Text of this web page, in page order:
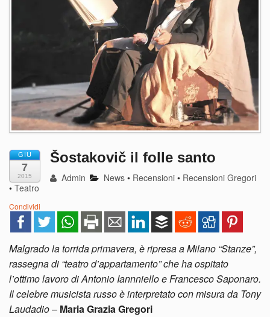
GIU
7
2015
Šostakovič il folle santo
Admin News • Recensioni • Recensioni Gregori
• Teatro
Condividi
Malgrado la torrida primavera, è ripresa a Milano “Stanze”,
rassegna di “teatro d’appartamento” che ha ospitato
l’ottimo lavoro di Antonio Iannniello e Francesco Saponaro.
Il celebre musicista russo è interpretato con misura da Tony
Laudadio– Maria Grazia Gregori